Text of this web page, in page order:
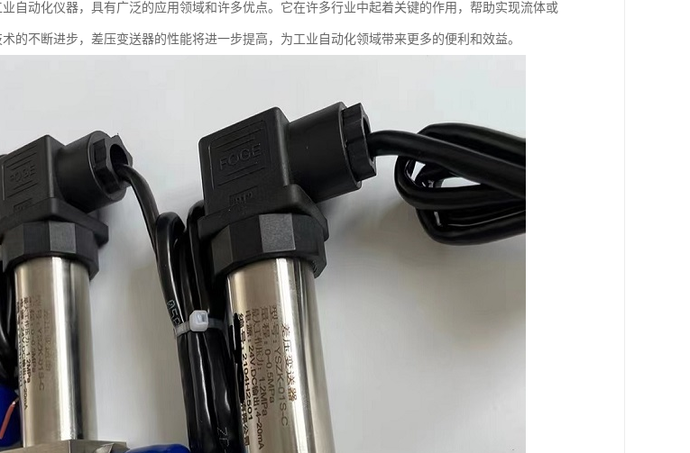
自动化仪器，具有广泛的应用领域和许多优点。它在许多行业中起着关键的作用，帮助实现流体或
的不断进步，差压变送器的性能将进一步提高，为工业自动化领域带来更多的便利和效益。